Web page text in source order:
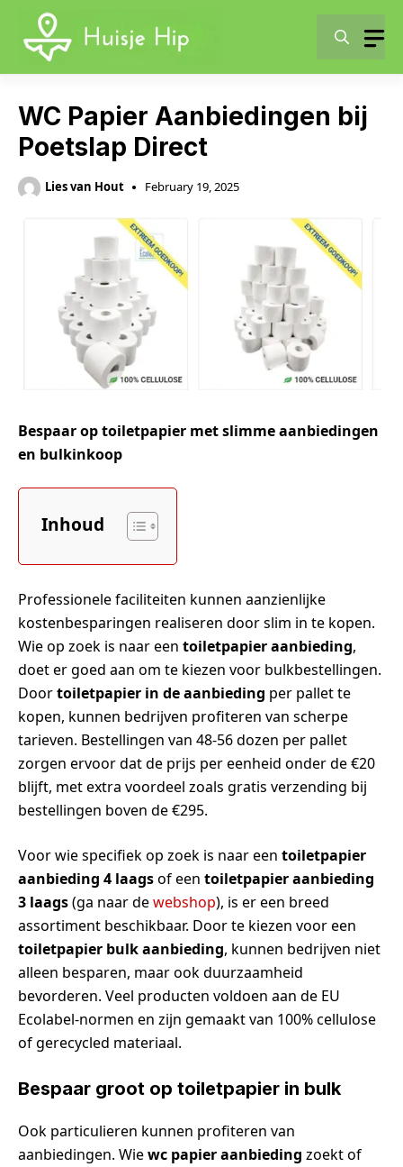
content
WC Papier Aanbiedingen bij
Poetslap Direct
Lies van Hout February 19, 2025
Bespaar op toiletpapier met slimme aanbiedingen
en bulkinkoop
Inhoud
Professionele faciliteiten kunnen aanzienlijke
kostenbesparingen realiseren door slim in te kopen.
Wie op zoek is naar een toiletpapier aanbieding,
doet er goed aan om te kiezen voor bulkbestellingen.
Doortoiletpapier in de aanbieding per pallet te
kopen, kunnen bedrijven profiteren van scherpe
tarieven. Bestellingen van 48-56 dozen per pallet
zorgen ervoor dat de prijs per eenheid onder de €20
blijft, met extra voordeel zoals gratis verzending bij
bestellingen boven de €295.
Voor wie specifiek op zoek is naar een toiletpapier
aanbieding 4 laagsof een toiletpapier aanbieding
3 laags(ga naar dewebshop), is er een breed
assortiment beschikbaar. Door te kiezen voor een
toiletpapier bulk aanbieding, kunnen bedrijven niet
alleen besparen, maar ook duurzaamheid
bevorderen. Veel producten voldoen aan de EU
Ecolabel-normen en zijn gemaakt van 100% cellulose
of gerecycled materiaal.
Bespaar groot op toiletpapier in bulk
Ook particulieren kunnen profiteren van
aanbiedingen. Wiewc papier aanbieding zoekt of